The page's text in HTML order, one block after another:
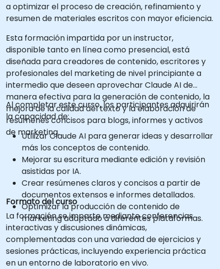
a optimizar el proceso de creación, refinamiento y
resumen de materiales escritos con mayor eficiencia.
Esta formación impartida por un instructor,
disponible tanto en línea como presencial, está
diseñada para creadores de contenido, escritores y
profesionales del marketing de nivel principiante a
intermedio que deseen aprovechar Claude AI de
manera efectiva para la generación de contenido, la
mejora de la calidad del texto y la elaboración de
resúmenes concisos para blogs, informes y activos
de marketing.
Al completar este curso, los participantes adquirirán
la capacidad de:
Utilizar Claude AI para generar ideas y desarrollar
más los conceptos de contenido.
Mejorar su escritura mediante edición y revisión
asistidas por IA.
Crear resúmenes claros y concisos a partir de
documentos extensos e informes detallados.
Optimizar la producción de contenido de
marketing adaptado a diferentes plataformas.
Formato del curso
La formación se imparte mediante conferencias
interactivas y discusiones dinámicas,
complementadas con una variedad de ejercicios y
sesiones prácticas, incluyendo experiencia práctica
en un entorno de laboratorio en vivo.